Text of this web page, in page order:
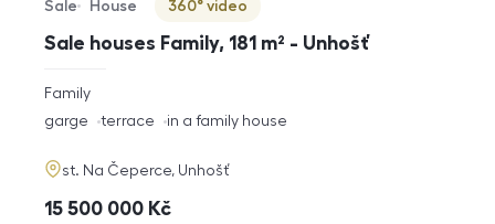
Sale houses Family, 181 m² - Unhošť
Offer type
Sale
Property type
House
Virtuální prohlídka
360° video
rozměry
disposition
Family
funkce
garge terrace in a family house
adresa
st. Na Čeperce, Unhošť
cena
15 500 000 Kč